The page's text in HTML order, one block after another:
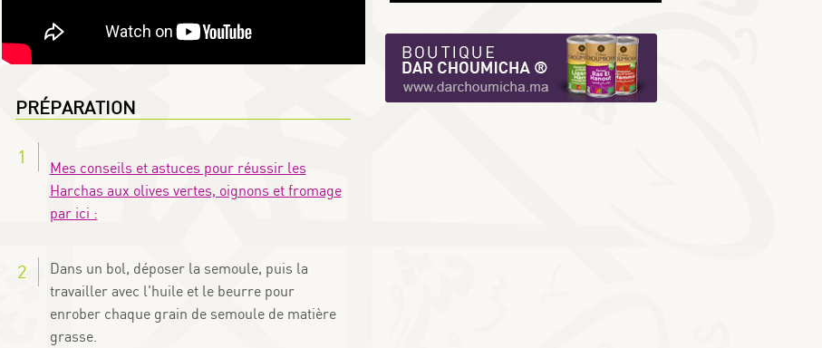
PRÉPARATION
Mes conseils et astuces pour réussir les
Harchas aux olives vertes, oignons et fromage
par ici :
Dans un bol, déposer la semoule, puis la
travailler avec l'huile et le beurre pour
enrober chaque grain de semoule de matière
grasse.